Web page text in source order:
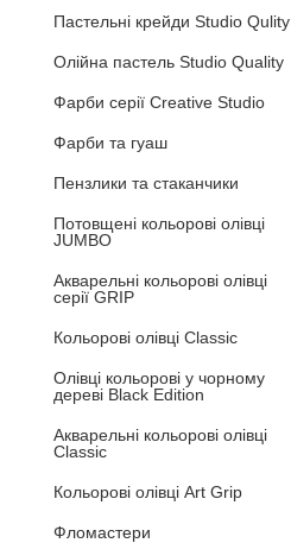
Пастельні крейди Studio Qulity
Олійна пастель Studio Quality
Фарби серії Creative Studio
Фарби та гуаш
Пензлики та стаканчики
Потовщені кольорові олівці
JUMBO
Акварельні кольорові олівці
серії GRIP
Кольорові олівці Classic
Олівці кольорові у чорному
дереві Black Edition
Акварельні кольорові олівці
Classic
Кольорові олівці Art Grip
Фломастери